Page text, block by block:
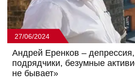
27/06/2024
Андрей Еренков –
подрядчики, безумные
не бывает»